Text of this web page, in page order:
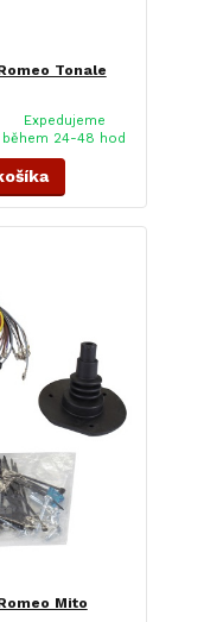
Tonale
Expedujeme
během 24-48 hod
Mito